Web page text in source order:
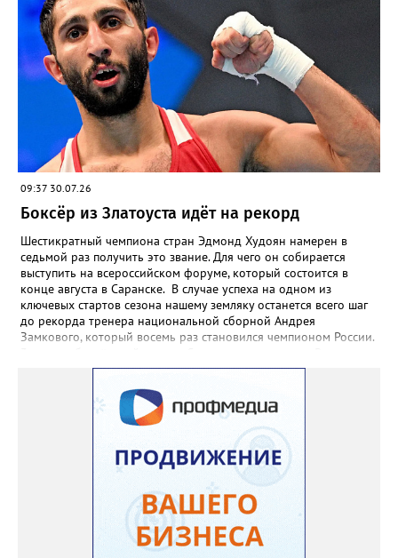
09:37 30.07.26
Боксёр из Златоуста идёт на рекорд
Шестикратный чемпиона стран Эдмонд Худоян намерен в
седьмой раз получить это звание. Для чего он собирается
выступить на всероссийском форуме, который состоится в
конце августа в Саранске. В случае успеха на одном из
ключевых стартов сезона нашему земляку останется всего шаг
до рекорда тренера национальной сборной Андрея
Замкового, который восемь раз становился чемпионом России.
стартует в Челябинске. На ринг ДС «Юность» выйдут как
сильнейшие мужчины, так и женщины — лидеры национальной
сборной. Они разыграют 13 комплектов наград.